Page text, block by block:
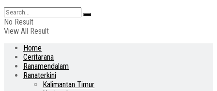
No Result
View All Result
Home
Ceritarana
Ranamendalam
Ranaterkini
Kalimantan Timur